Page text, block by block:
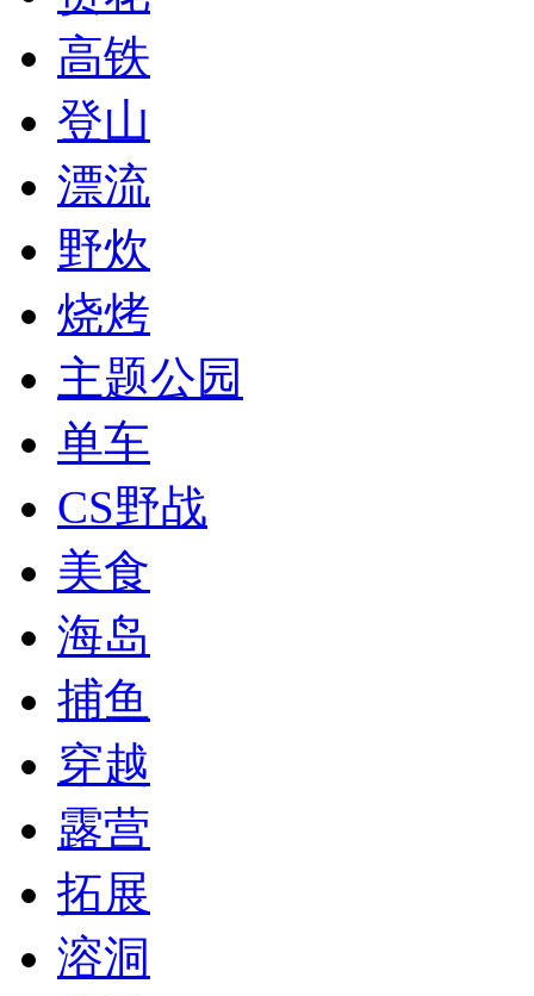
高铁
登山
漂流
野炊
烧烤
主题公园
单车
CS野战
美食
海岛
捕鱼
穿越
露营
拓展
溶洞